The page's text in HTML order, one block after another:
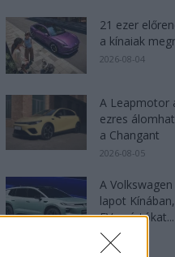
21 ezer
a kínaiak
2026-08-04
A Leapmotor
ezres
a Changant
2026-08-05
A
lapot
EV-gyártókat...
2026-08-04